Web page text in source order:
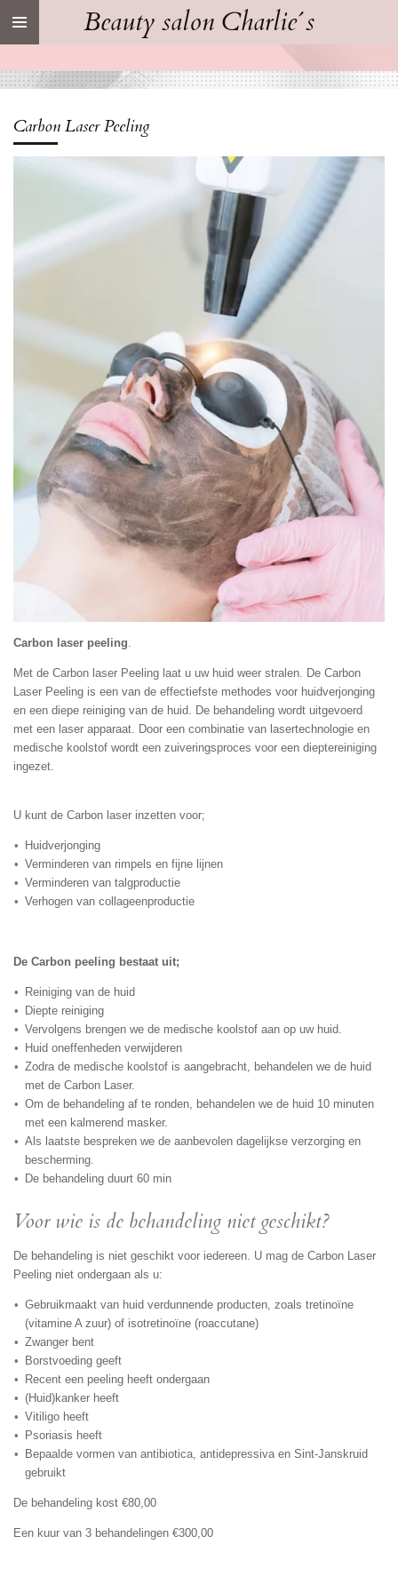
Ga
de
hoofdinhoud
Beauty salon Charlie´s
Carbon Laser Peeling
Carbon laser peeling.
Met de Carbon laser Peeling laat u uw huid weer stralen. De Carbon
Laser Peeling is een van de effectiefste methodes voor huidverjonging
en een diepe reiniging van de huid. De behandeling wordt uitgevoerd
met een laser apparaat. Door een combinatie van lasertechnologie en
medische koolstof wordt een zuiveringsproces voor een dieptereiniging
ingezet.
U kunt de Carbon laser inzetten voor;
Huidverjonging
Verminderen van rimpels en fijne lijnen
Verminderen van talgproductie
Verhogen van collageenproductie
De Carbon peeling bestaat uit;
Reiniging van de huid
Diepte reiniging
Vervolgens brengen we de medische koolstof aan op uw huid.
Huid oneffenheden verwijderen
Zodra de medische koolstof is aangebracht, behandelen we de huid
met de Carbon Laser.
Om de behandeling af te ronden, behandelen we de huid 10 minuten
met een kalmerend masker.
Als laatste bespreken we de aanbevolen dagelijkse verzorging en
bescherming.
De behandeling duurt 60 min
Voor wie is de behandeling niet geschikt?
De behandeling is niet geschikt voor iedereen. U mag de Carbon Laser
Peeling niet ondergaan als u:
Gebruikmaakt van huid verdunnende producten, zoals tretinoïne
(vitamine A zuur) of isotretinoïne (roaccutane)
Zwanger bent
Borstvoeding geeft
Recent een peeling heeft ondergaan
(Huid)kanker heeft
Vitiligo heeft
Psoriasis heeft
Bepaalde vormen van antibiotica, antidepressiva en Sint-Janskruid
gebruikt
De behandeling kost €80,00
Een kuur van 3 behandelingen €300,00